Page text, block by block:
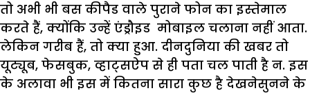
तो अभी भी बस कीपैड वाले पुराने फोन का इस्तेमाल
करते हैं, क्योंकि उन्हें एंड्रौइड मोबाइल चलाना नहीं आता.
लेकिन गरीब हैं, तो क्या हुआ. दीनदुनिया की खबर तो
यूट्यूब, फेसबुक, व्हाट्सऐप से ही पता चल पाती है न. इस
के अलावा भी इस में कितना सारा कुछ है देखनेसुनने के